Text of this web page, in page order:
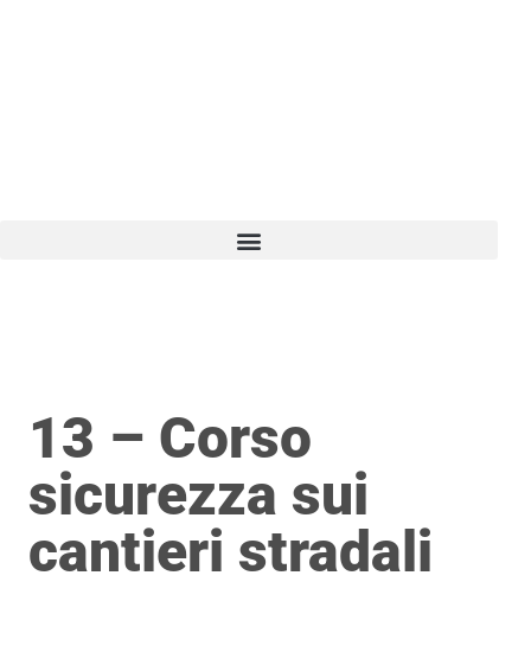
13 – Corso
sicurezza sui
cantieri stradali